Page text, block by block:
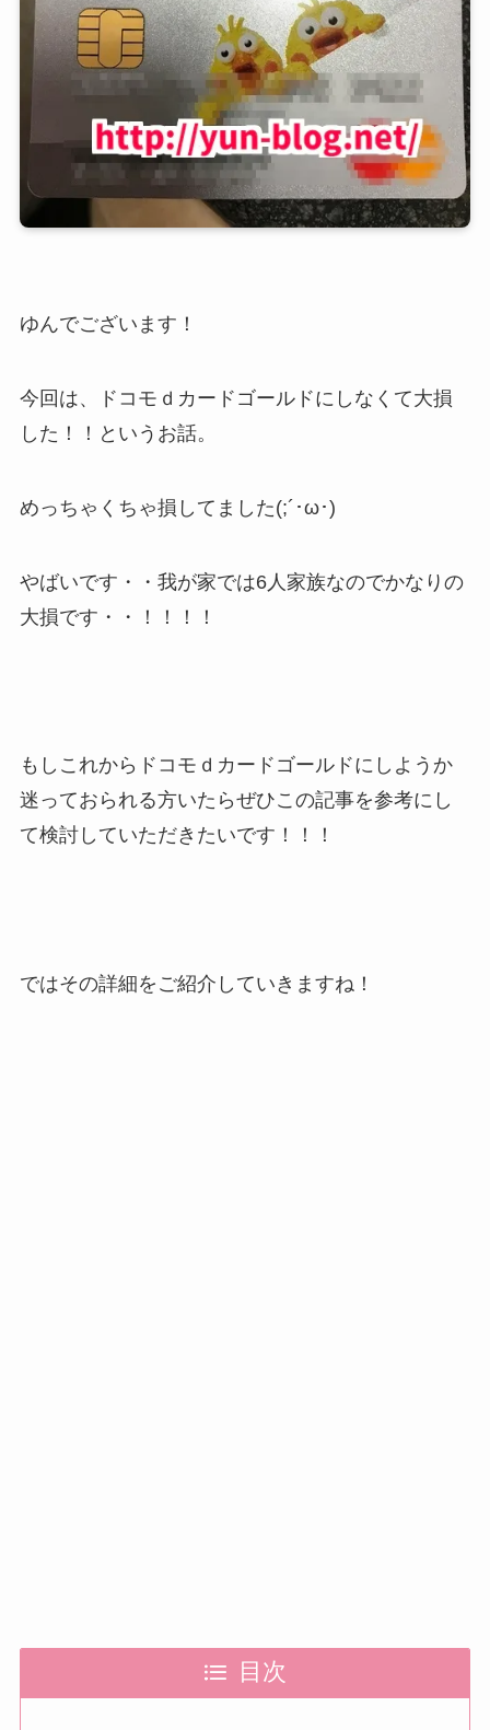
ゆんでございます！
今回は、ドコモｄカードゴールドにしなくて大損
した！！というお話。
めっちゃくちゃ損してました(;´･ω･)
やばいです・・我が家では6人家族なのでかなりの
大損です・・！！！！
もしこれからドコモｄカードゴールドにしようか
迷っておられる方いたらぜひこの記事を参考にし
て検討していただきたいです！！！
ではその詳細をご紹介していきますね！
目次